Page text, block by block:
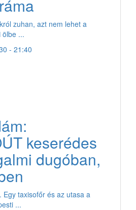
zuhan, azt nem lehet a
ölbe ...
- 21:40
keserédes
dugóban,
Egy taxisofőr és az utasa a
...